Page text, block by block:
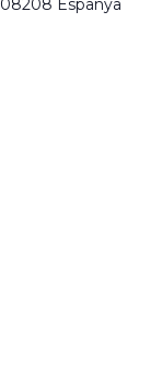
08208 Espanya